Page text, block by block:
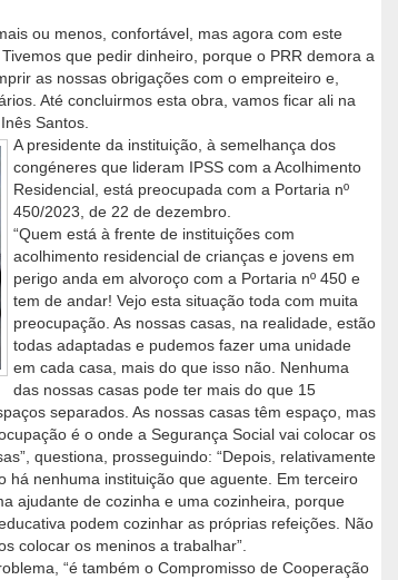
ou menos, confortável, mas agora com este
que pedir dinheiro, porque o PRR demora a
as nossas obrigações com o empreiteiro e,
Até concluirmos esta obra, vamos ficar ali na
Santos.
A presidente da instituição, à semelhança dos
congéneres que lideram IPSS com a Acolhimento
Residencial, está preocupada com a Portaria nº
450/2023, de 22 de dezembro.
“Quem está à frente de instituições com
acolhimento residencial de crianças e jovens em
perigo anda em alvoroço com a Portaria nº 450 e
tem de andar! Vejo esta situação toda com muita
preocupação. As nossas casas, na realidade, estão
todas adaptadas e pudemos fazer uma unidade
em cada casa, mais do que isso não. Nenhuma
das nossas casas pode ter mais do que 15
separados. As nossas casas têm espaço, mas
é o onde a Segurança Social vai colocar os
questiona, prosseguindo: “Depois, relativamente
nenhuma instituição que aguente. Em terceiro
ajudante de cozinha e uma cozinheira, porque
podem cozinhar as próprias refeições. Não
colocar os meninos a trabalhar”.
“é também o Compromisso de Cooperação